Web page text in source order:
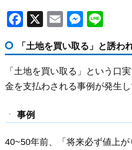
F
c
e
b
o
X
E
ail
M
ss
e
n
e
「土地を買い取る」と誘わ
「土地を買い取る」という口
金を支払わされる事例が発生し
事例
40~50年前、「将来必ず値上が